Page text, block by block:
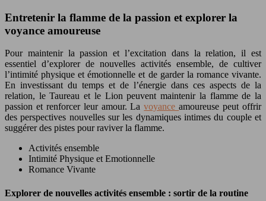
Entretenir la flamme de la passion et explorer la
voyance amoureuse
Pour maintenir la passion et l’excitation dans la relation, il est
essentiel d’explorer de nouvelles activités ensemble, de cultiver
l’intimité physique et émotionnelle et de garder la romance vivante.
En investissant du temps et de l’énergie dans ces aspects de la
relation, le Taureau et le Lion peuvent maintenir la flamme de la
passion et renforcer leur amour. Lavoyanceamoureuse peut offrir
des perspectives nouvelles sur les dynamiques intimes du couple et
suggérer des pistes pour raviver la flamme.
Activités ensemble
Intimité Physique et Emotionnelle
Romance Vivante
Explorer de nouvelles activités ensemble : sortir de la routine